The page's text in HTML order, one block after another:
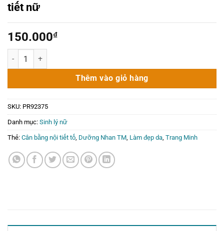
tiết nữ
150.000₫
Dưỡng Nhan TM 60 viên - Cân bằng nội tiết nữ số lượng
Thêm vào giỏ hàng
SKU: PR92375
Danh mục: Sinh lý nữ
Thẻ: Cân bằng nội tiết tố, Dưỡng Nhan TM, Làm đẹp da, Trang Minh